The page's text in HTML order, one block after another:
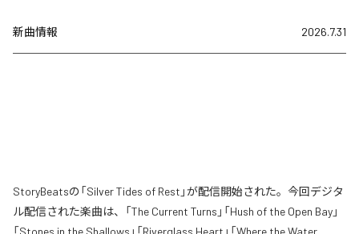
新曲情報 2026.7.31
StoryBeatsの「Silver Tides of Rest」が配信開始された。今回デジタ
ル配信された楽曲は、「The Current Turns」「Hush of the Open Bay」
「Stones in the Shallows」「Riverglass Heart」「Where the Water